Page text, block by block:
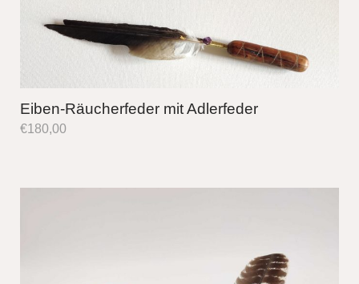
Eiben-Räucherfeder mit Adlerfeder
€180,00